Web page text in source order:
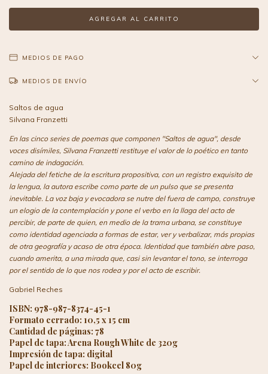
MEDIOS DE PAGO
MEDIOS DE ENVÍO
Saltos de agua
Silvana Franzetti
En las cinco series de poemas que componen "Saltos de agua", desde
voces disímiles, Silvana Franzetti restituye el valor de lo poético en tanto
camino de indagación.
Alejada del fetiche de la escritura propositiva, con un registro exquisito de
la lengua, la autora escribe como parte de un pulso que se presenta
inevitable. La voz baja y evocadora se nutre del fuera de campo, construye
un elogio de la contemplación y pone el verbo en la llaga del acto de
percibir, de parte de quien, en medio de la trama urbana, se constituye
como identidad agenciada a formas de estar, ver y verbalizar, más propias
de otra geografía y acaso de otra época. Identidad que también abre paso,
cuando amerita, a una mirada que, casi sin levantar el tono, se interroga
por el sentido de lo que nos rodea y por el acto de escribir.
Gabriel Reches
ISBN: 978-987-8374-45-1
Formato cerrado: 10,5 x 15 cm
Cantidad de páginas: 78
Papel de tapa: Arena Rough White de 320g
Impresión de tapa: digital
Papel de interiores: Bookcel 80g